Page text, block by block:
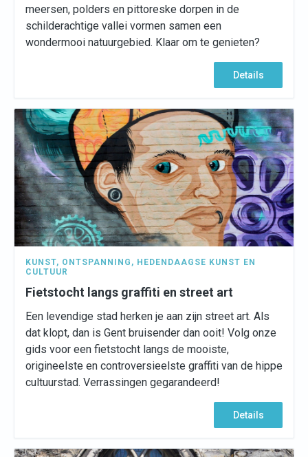
meersen, polders en pittoreske dorpen in de
schilderachtige vallei vormen samen een
wondermooi natuurgebied. Klaar om te genieten?
Details
KUNST, ONTSPANNING , HEDENDAAGSE KUNST EN
CULTUUR
Fietstocht langs graffiti en street art
Een levendige stad herken je aan zijn street art. Als
dat klopt, dan is Gent bruisender dan ooit! Volg onze
gids voor een fietstocht langs de mooiste,
origineelste en controversieelste graffiti van de hippe
cultuurstad. Verrassingen gegarandeerd!
Details